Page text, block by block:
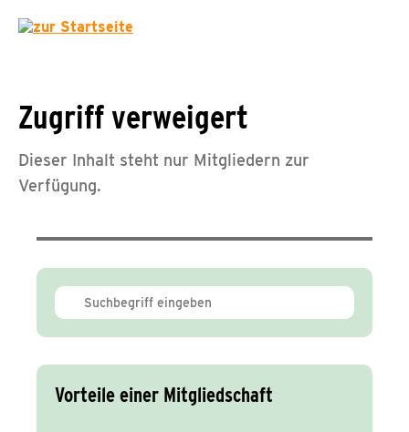
Zugriff verweigert
Dieser Inhalt steht nur Mitgliedern zur
Verfügung.
Vorteile einer Mitgliedschaft